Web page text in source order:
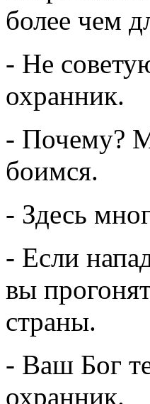
более чем
- Не
охранник.
- Почему?
боимся.
- Здесь
- Если
вы
страны.
- Ваш Бог
охранник.